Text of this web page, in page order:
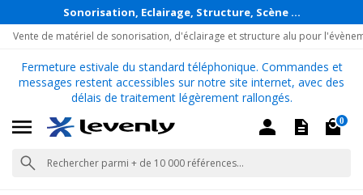
Sonorisation, Eclairage, Structure, Scène ...
Vente de matériel de sonorisation, d'éclairage et structure alu pour
Fermeture estivale du standard téléphonique. Commandes et
messages restent accessibles sur notre site internet, avec des
délais de traitement légèrement rallongés.
0